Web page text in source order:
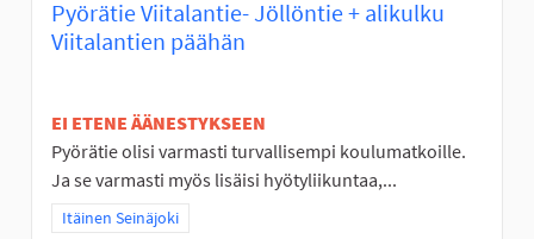
Pyörätie Viitalantie- Jöllöntie + alikulku
Viitalantien päähän
EI ETENE ÄÄNESTYKSEEN
Pyörätie olisi varmasti turvallisempi koulumatkoille.
Ja se varmasti myös lisäisi hyötyliikuntaa,...
Rajaa tulokset teeman mukaan: Itäinen Seinäjoki
Itäinen Seinäjoki